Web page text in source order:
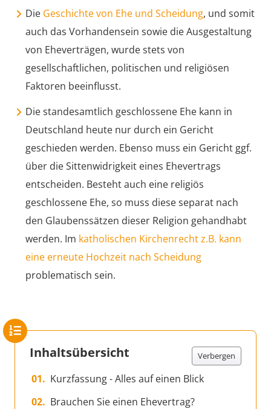
Die Geschichte von Ehe und Scheidung, und somit
auch das Vorhandensein sowie die Ausgestaltung
von Eheverträgen, wurde stets von
gesellschaftlichen, politischen und religiösen
Faktoren beeinflusst.
Die standesamtlich geschlossene Ehe kann in
Deutschland heute nur durch ein Gericht
geschieden werden. Ebenso muss ein Gericht ggf.
über die Sittenwidrigkeit eines Ehevertrags
entscheiden. Besteht auch eine religiös
geschlossene Ehe, so muss diese separat nach
den Glaubenssätzen dieser Religion gehandhabt
werden. Im katholischen Kirchenrecht z.B. kann
eine erneute Hochzeit nach Scheidung
problematisch sein.
Inhaltsübersicht Verbergen
Kurzfassung - Alles auf einen Blick
Brauchen Sie einen Ehevertrag?